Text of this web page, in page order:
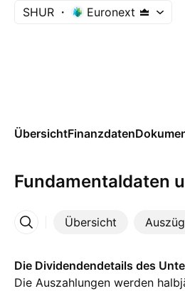
SHUR Euronext
ÜbersichtFinanzdaten
Fundamentaldaten
Übersicht
Mehr
Die Dividendendetails des
Die Auszahlungen werden